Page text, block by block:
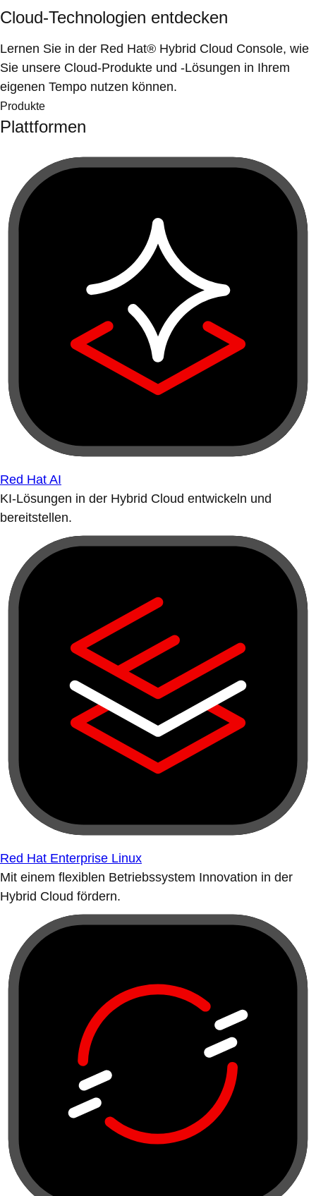
Cloud-Technologien entdecken
Lernen Sie in der Red Hat® Hybrid Cloud Console, wie
Sie unsere Cloud-Produkte und -Lösungen in Ihrem
eigenen Tempo nutzen können.
Produkte
Plattformen
Red Hat AI
KI-Lösungen in der Hybrid Cloud entwickeln und
bereitstellen.
Red Hat Enterprise Linux
Mit einem flexiblen Betriebssystem Innovation in der
Hybrid Cloud fördern.